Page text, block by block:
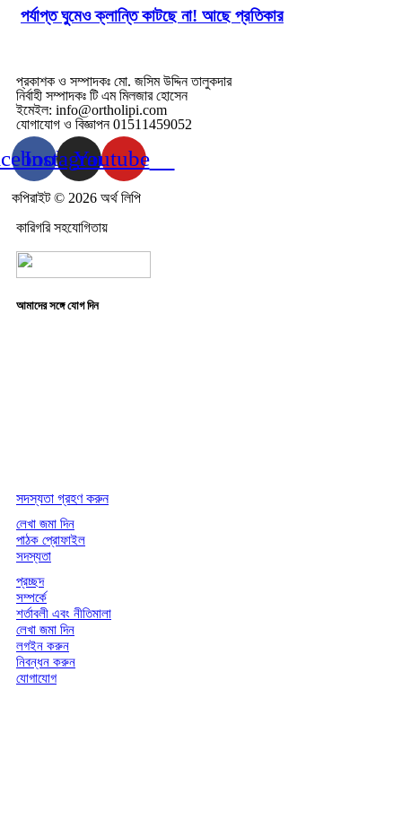
পর্যাপ্ত ঘুমেও ক্লান্তি কাটছে না! আছে প্রতিকার
প্রকাশক ও সম্পাদকঃ মো. জসিম উদ্দিন তালুকদার
নির্বাহী সম্পাদকঃ টি এম মিলজার হোসেন
ইমেইল: info@ortholipi.com
যোগাযোগ ও বিজ্ঞাপন 01511459052
Instagram
Youtube
কপিরাইট © 2026 অর্থ লিপি
কারিগরি সহযোগিতায়
আমাদের সঙ্গে যোগ দিন
সদস্যতা গ্রহণ করুন
লেখা জমা দিন
পাঠক প্রোফাইল
সদস্যতা
প্রচ্ছদ
সম্পর্কে
শর্তাবলী এবং নীতিমালা
লেখা জমা দিন
লগইন করুন
নিবন্ধন করুন
যোগাযোগ